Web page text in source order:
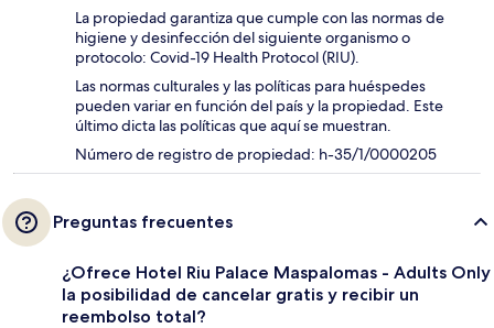
La propiedad garantiza que cumple con las normas de
higiene y desinfección del siguiente organismo o
protocolo: Covid-19 Health Protocol (RIU).
Las normas culturales y las políticas para huéspedes
pueden variar en función del país y la propiedad. Este
último dicta las políticas que aquí se muestran.
Número de registro de propiedad: h-35/1/0000205
Preguntas frecuentes
¿Ofrece Hotel Riu Palace Maspalomas - Adults Only
la posibilidad de cancelar gratis y recibir un
reembolso total?